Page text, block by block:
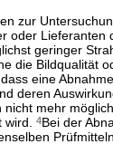
zur
oder Lieferanten
geringer
die Bildqualität
eine
deren
mehr
4Bei der